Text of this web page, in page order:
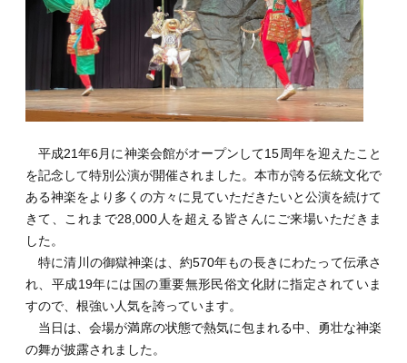
平成21年6月に神楽会館がオープンして15周年を迎えたこと
を記念して特別公演が開催されました。本市が誇る伝統文化で
ある神楽をより多くの方々に見ていただきたいと公演を続けて
きて、これまで28,000人を超える皆さんにご来場いただきま
した。
特に清川の御獄神楽は、約570年もの長きにわたって伝承さ
れ、平成19年には国の重要無形民俗文化財に指定されていま
すので、根強い人気を誇っています。
当日は、会場が満席の状態で熱気に包まれる中、勇壮な神楽
の舞が披露されました。